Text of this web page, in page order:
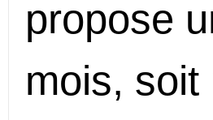
propose
mois,